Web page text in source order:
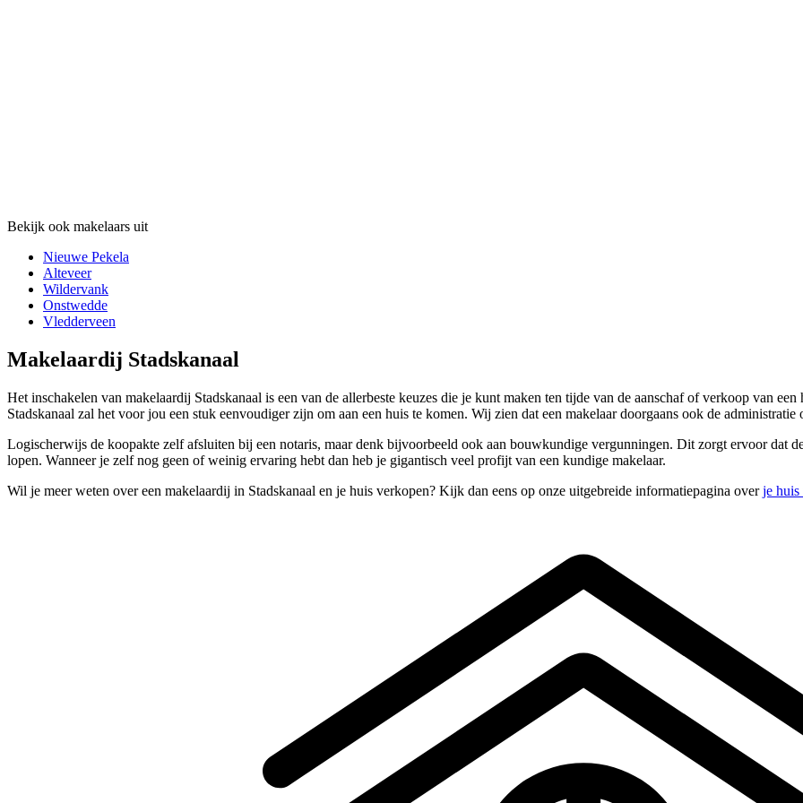
Bekijk ook makelaars uit
Nieuwe Pekela
Alteveer
Wildervank
Onstwedde
Vledderveen
Makelaardij Stadskanaal
Het inschakelen van makelaardij Stadskanaal is een van de allerbeste keuzes die je kunt maken ten tijde van de aanschaf of verkoop van
Stadskanaal zal het voor jou een stuk eenvoudiger zijn om aan een huis te komen. Wij zien dat een makelaar doorgaans ook de
Logischerwijs de koopakte zelf afsluiten bij een notaris, maar denk bijvoorbeeld ook aan bouwkundige vergunningen. Dit zorgt ervoor dat
lopen. Wanneer je zelf nog geen of weinig ervaring hebt dan heb je gigantisch veel profijt van een kundige makelaar.
Wil je meer weten over een makelaardij in Stadskanaal en je huis verkopen? Kijk dan eens op onze uitgebreide informatiepagina overje huis